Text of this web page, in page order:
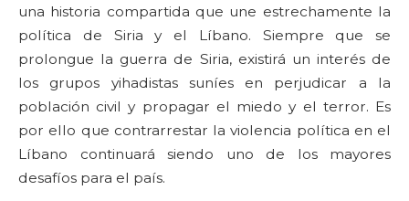
una historia compartida que une estrechamente la
política de Siria y el Líbano. Siempre que se
prolongue la guerra de Siria, existirá un interés de
los grupos yihadistas suníes en perjudicar a la
población civil y propagar el miedo y el terror. Es
por ello que contrarrestar la violencia política en el
Líbano continuará siendo uno de los mayores
desafíos para el país.